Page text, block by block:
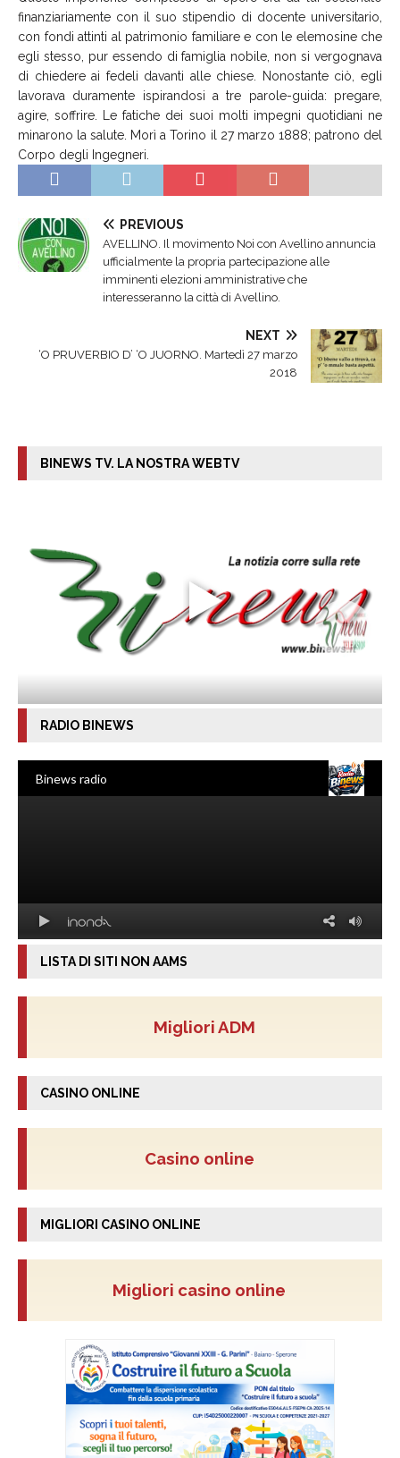
finanziariamente con il suo stipendio di docente universitario,
con fondi attinti al patrimonio familiare e con le elemosine che
egli stesso, pur essendo di famiglia nobile, non si vergognava
di chiedere ai fedeli davanti alle chiese. Nonostante ciò, egli
lavorava duramente ispirandosi a tre parole-guida: pregare,
agire, soffrire. Le fatiche dei suoi molti impegni quotidiani ne
minarono la salute. Morì a Torino il 27 marzo 1888; patrono del
Corpo degli Ingegneri.
PREVIOUS
AVELLINO. Il movimento Noi con Avellino annuncia
ufficialmente la propria partecipazione alle
imminenti elezioni amministrative che
interesseranno la città di Avellino.
NEXT
‘O PRUVERBIO D’ ‘O JUORNO. Martedì 27 marzo
2018
BINEWS TV. LA NOSTRA WEBTV
RADIO BINEWS
LISTA DI SITI NON AAMS
Migliori ADM
CASINO ONLINE
Casino online
MIGLIORI CASINO ONLINE
Migliori casino online